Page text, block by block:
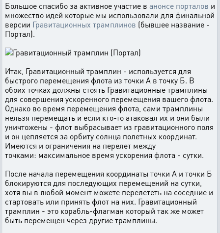
Большое спасибо за активное участие в анонсе порталов и
множество идей которые мы использовали для финальной
версии Гравитационных трамплинов (бывшее название -
Портал).
Итак, Гравитационный трамплин - используется для
быстрого перемещения флота из точки А в точку Б. В
обоих точках должны стоять Гравитационные трамплины
для совершения ускоренного перемещения вашего флота.
Однако во время перемещения флота, сами трамплины
нельзя перемещать и если кто-то атаковал их и они были
уничтожены - флот выбрасывает из гравитационного поля
и он цепляется за орбиту солнца полетных координат.
Имеются и ограничения на перелет между
точками: максимальное время ускорения флота - сутки.
После начала перемещения координаты точки А и точки Б
блокируются для последующих перемещений на сутки,
хотя вы в любой момент можете перелететь на соседние и
стартовать или принять флот на них. Гравитационный
трамплин - это корабль-флагман который так же может
быть перемещен через другие трамплины.